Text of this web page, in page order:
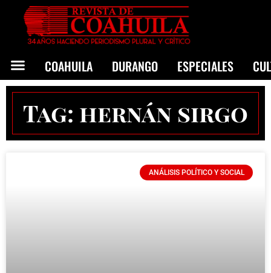
COAHUILA DURANGO ESPECIALES
Tag: hernán sirgo
ANÁLISIS POLÍTICO Y SOCIAL